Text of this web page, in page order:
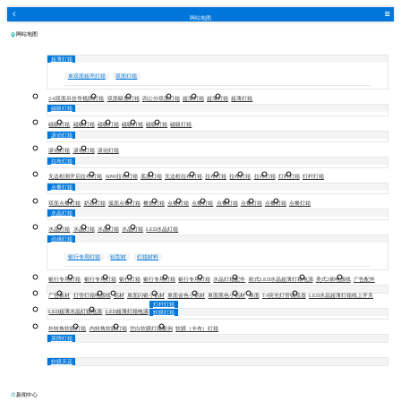
网站地图
网站地图
超薄灯箱
单双面超亮灯箱 双面灯箱
2-6双面吊挂导视牌灯箱 双面吸塑灯箱 四公分双面灯箱 超薄灯箱 超薄灯箱 超薄灯箱
磁吸灯箱
磁吸灯箱 磁吸灯箱 磁吸灯箱 磁吸灯箱 磁吸灯箱 磁吸灯箱
滚动灯箱
滚动灯箱 滚动灯箱 滚动灯箱
拉布灯箱
无边框测开启拉布灯箱 6090拉布灯箱 底座灯箱 无边框拉布灯箱 拉布灯箱 拉布灯箱 拉布灯箱 灯杆灯箱 灯杆灯箱
点餐灯箱
双面点餐灯箱 奶茶灯箱 弧面点餐灯箱 餐饮灯箱 点餐灯箱 点餐灯箱 点餐灯箱 点餐灯箱 点餐灯箱
点餐灯箱
水晶灯箱
水晶灯箱 水晶灯箱 水晶灯箱 水晶灯箱 LED水晶灯箱
动感灯箱
银行专用灯箱 铝型材 灯箱材料
银行专用灯箱 银行专用灯箱 银行灯箱 银行专用灯箱 银行专用灯箱 水晶灯箱配件 欧式LED水晶超薄灯箱电源 美式2插电源线 广告配件
广告板材 灯管灯箱电源线 铝材 单面闪银小铝材 单面金色小铝材 单面黑色小铝材 单面 T4荧光灯管镇流器 LED水晶超薄灯箱线上开关
LED超薄水晶灯箱电源 LED超薄灯箱电源
灯杆灯箱
软膜灯箱
外转角软膜灯箱 内转角软膜灯箱 空白软膜灯箱案例 软膜（卡布）灯箱
菜牌灯箱
软膜天花
新闻中心